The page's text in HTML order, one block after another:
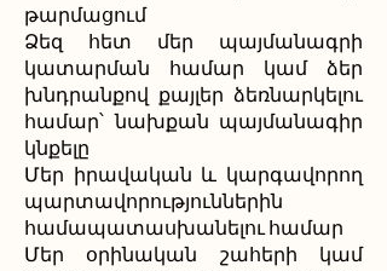
թարմացում
Ձեզ հետ մեր պայմանագրի
կատարման համար կամ ձեր
խնդրանքով քայլեր ձեռնարկելու
համար՝ նախքան պայմանագիր
կնքելը
Մեր իրավական և կարգավորող
պարտավորություններին
համապատասխանելու համար
Մեր օրինական շահերի կամ